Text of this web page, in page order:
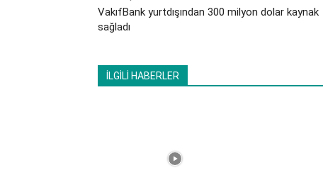
VakıfBank yurtdışından 300 milyon dolar kaynak
sağladı
İLGİLİ HABERLER